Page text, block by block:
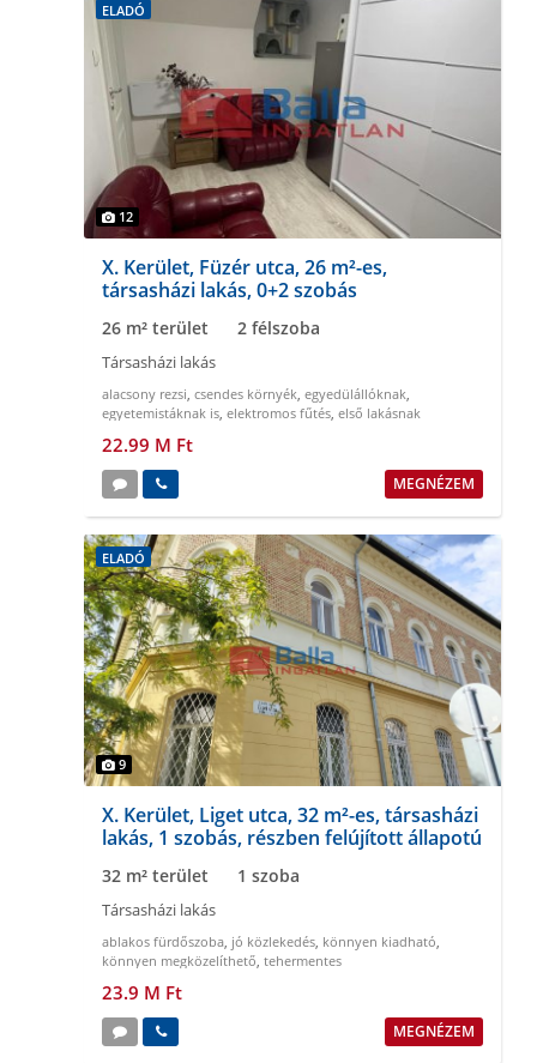
ELADÓ
12
X. Kerület, Füzér utca, 26 m²-es,
társasházi lakás, 0+2 szobás
26 m² terület 2 félszoba
Társasházi lakás
alacsony rezsi, csendes környék, egyedülállóknak,
egyetemistáknak is, elektromos fűtés, első lakásnak
22.99 M Ft
MEGNÉZEM
ELADÓ
9
X. Kerület, Liget utca, 32 m²-es, társasházi
lakás, 1 szobás, részben felújított állapotú
32 m² terület 1 szoba
Társasházi lakás
ablakos fürdőszoba, jó közlekedés, könnyen kiadható,
könnyen megközelíthető, tehermentes
23.9 M Ft
MEGNÉZEM